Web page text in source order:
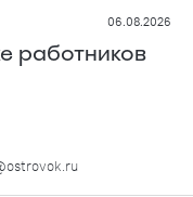
06.08.2026
работников